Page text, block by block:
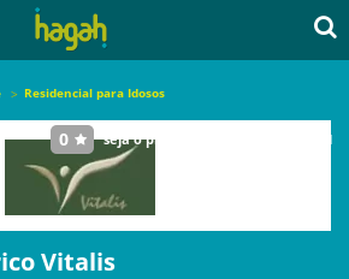
Residencial para Idosos
0 seja o primeiro a avaliar este local
Vitalis